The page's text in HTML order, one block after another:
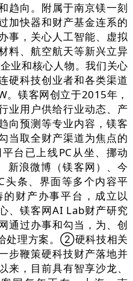
向。附属于南京镁一刻
加快器和财产基金连系的
事，关心人工智能、虚拟
料、航空航天等新兴立异
业和核心人物。我们关心
硬科技创业者和各类渠道
。镁客网创立于2015年，
业用户供给行业动态、产
向预测等专业内容，镁客
当取全财产渠道为焦点的
台已上线PC从坐、挪动
新浪微博（镁客网）、今
头条、界面等多个内容平
财产办事平台，成立以
、镁客网AI Lab财产研究
通过办事和勾当，为、创
处理方案。②硬科技相关
步鞭策硬科技财产落地并
来，目前具有智享沙龙、